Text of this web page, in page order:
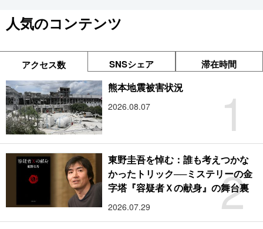
人気のコンテンツ
アクセス数 SNSシェア 滞在時間
1
熊本地震被害状況
2026.08.07
2
東野圭吾を悼む：誰も考えつかな
かったトリック──ミステリーの金
字塔『容疑者Ｘの献身』の舞台裏
2026.07.29